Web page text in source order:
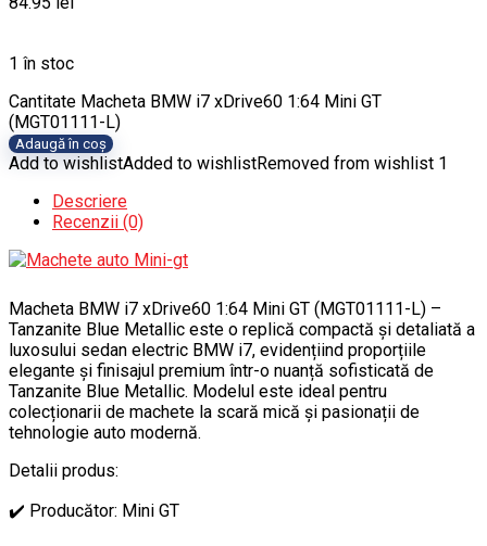
1 în stoc
Cantitate Macheta BMW i7 xDrive60 1:64 Mini GT
(MGT01111-L)
Adaugă în coș
Add to wishlistAdded to wishlistRemoved from wishlist 1
Descriere
Recenzii (0)
Macheta BMW i7 xDrive60 1:64 Mini GT (MGT01111-L) –
Tanzanite Blue Metallic este o replică compactă și detaliată a
luxosului sedan electric BMW i7, evidențiind proporțiile
elegante și finisajul premium într-o nuanță sofisticată de
Tanzanite Blue Metallic. Modelul este ideal pentru
colecționarii de machete la scară mică și pasionații de
tehnologie auto modernă.
Detalii produs:
✔️ Producător: Mini GT